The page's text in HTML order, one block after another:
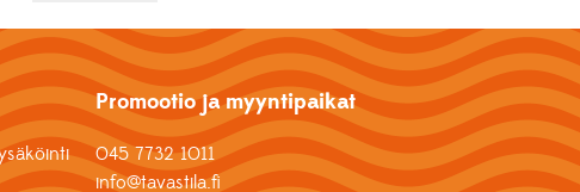
Promootio ja myyntipaikat
045 7732 1011
info@tavastila.fi